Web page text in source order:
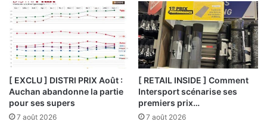
[ EXCLU ] DISTRI PRIX Août :
Auchan abandonne la partie
pour ses supers
7 août 2026
[ RETAIL INSIDE ] Comment
Intersport scénarise ses
premiers prix…
7 août 2026